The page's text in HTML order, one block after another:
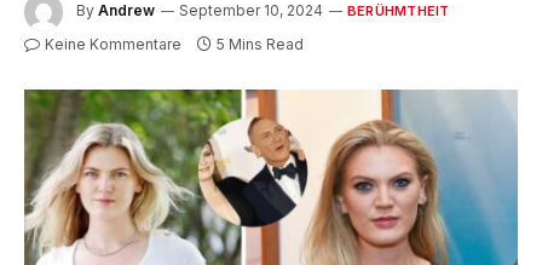
By Andrew September 10, 2024 BERÜHMTHEIT
Keine Kommentare 5 Mins Read